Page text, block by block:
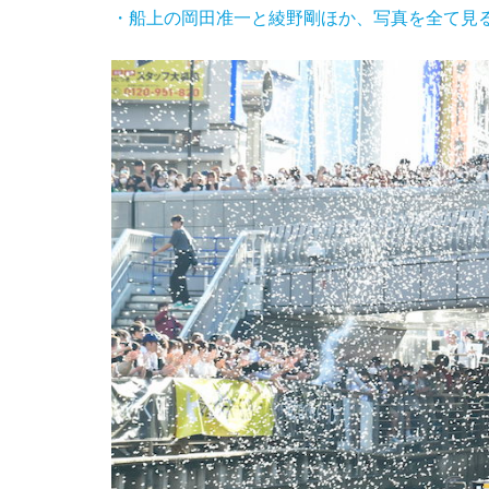
・船上の岡田准一と綾野剛ほか、写真を全て見